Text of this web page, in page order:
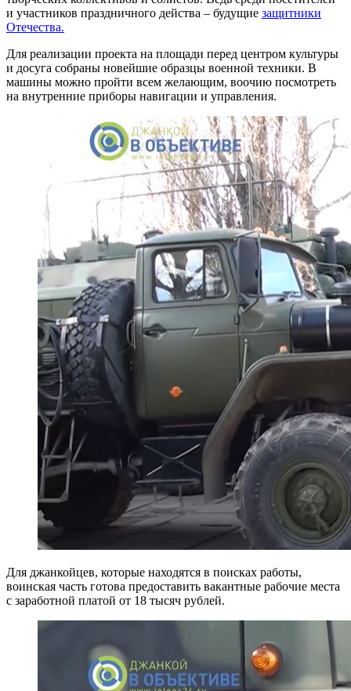
и участников праздничного действа – будущие защитники
Отечества.
Для реализации проекта на площади перед центром культуры
и досуга собраны новейшие образцы военной техники. В
машины можно пройти всем желающим, воочию посмотреть
на внутренние приборы навигации и управления.
Для джанкойцев, которые находятся в поисках работы,
воинская часть готова предоставить вакантные рабочие места
с заработной платой от 18 тысяч рублей.